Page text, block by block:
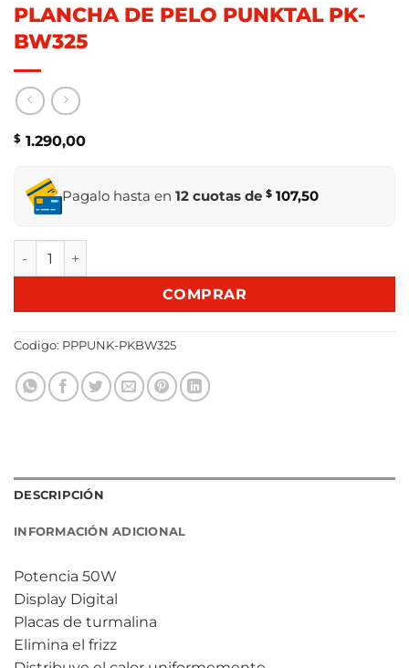
PLANCHA DE PELO PUNKTAL PK-
BW325
$ 1.290,00
Pagalo hasta en 12 cuotas de $ 107,50
PLANCHA DE PELO PUNKTAL PK-BW325 cantidad
COMPRAR
Codigo: PPPUNK-PKBW325
DESCRIPCIÓN
INFORMACIÓN ADICIONAL
Potencia 50W
Display Digital
Placas de turmalina
Elimina el frizz